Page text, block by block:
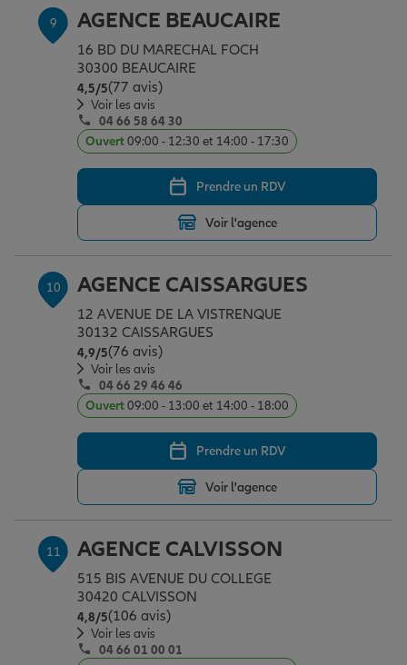
9 AGENCE BEAUCAIRE
16 BD DU MARECHAL FOCH
30300 BEAUCAIRE
4,5/5Note de 4.5 sur 5
(77 avis)
Voir les avis
04 66 58 64 30
Ouvert09:00 - 12:30 et 14:00 - 17:30
Prendre un RDV
Voir l'agence
10 AGENCE CAISSARGUES
12 AVENUE DE LA VISTRENQUE
30132 CAISSARGUES
4,9/5Note de 4.9 sur 5
(76 avis)
Voir les avis
04 66 29 46 46
Ouvert09:00 - 13:00 et 14:00 - 18:00
Prendre un RDV
Voir l'agence
11 AGENCE CALVISSON
515 BIS AVENUE DU COLLEGE
30420 CALVISSON
4,8/5Note de 4.8 sur 5
(106 avis)
Voir les avis
04 66 01 00 01